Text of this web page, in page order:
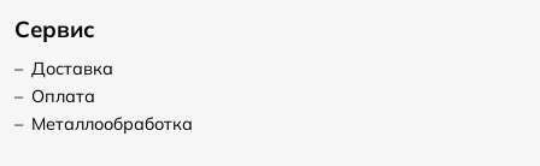
Сервис
– Доставка
– Оплата
– Металлообработка